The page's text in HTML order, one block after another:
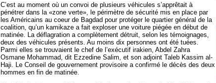
C’est au moment où un convoi de plusieurs véhicules s’apprêtait à
pénétrer dans la «zone verte», le périmètre de sécurité mis en place par
les Américains au coeur de Bagdad pour protéger le quartier général de la
coalition, qu’un kamikaze a fait exploser une voiture piégée en début de
matinée. La déflagration a complètement détruit, selon les témoignages,
deux des véhicules présents. Au moins dix personnes ont été tuées.
Parmi elles se trouvaient le chef de l’exécutif irakien, Abdel Zahra
Osmane Mohammad, dit Ezzedine Salim, et son adjoint Taleb Kassim al-
Haji. Le Conseil de gouvernement provisoire a confirmé le décès des deux
hommes en fin de matinée.